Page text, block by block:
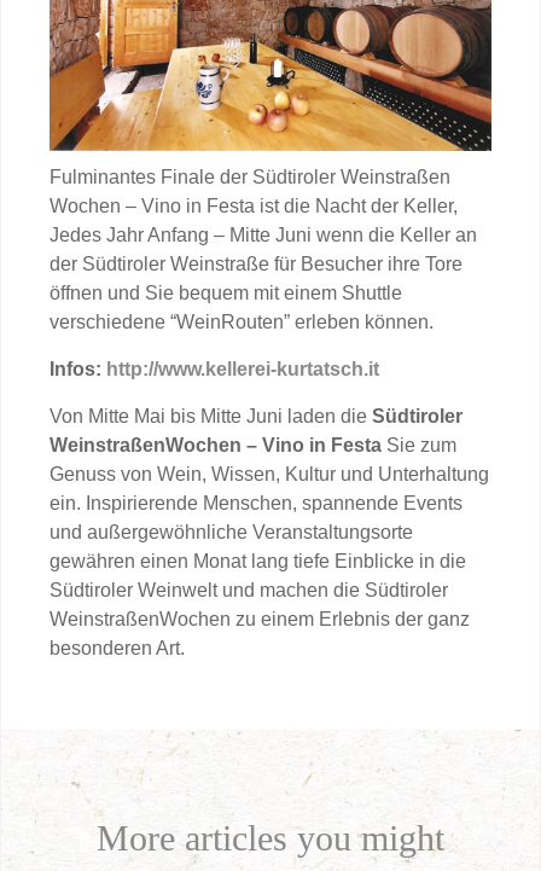
Fulminantes Finale der Südtiroler Weinstraßen
Wochen – Vino in Festa ist die Nacht der Keller,
Jedes Jahr Anfang – Mitte Juni wenn die Keller an
der Südtiroler Weinstraße für Besucher ihre Tore
öffnen und Sie bequem mit einem Shuttle
verschiedene “WeinRouten” erleben können.
Infos: http://www.kellerei-kurtatsch.it
Von Mitte Mai bis Mitte Juni laden die Südtiroler
WeinstraßenWochen – Vino in Festa Sie zum
Genuss von Wein, Wissen, Kultur und Unterhaltung
ein. Inspirierende Menschen, spannende Events
und außergewöhnliche Veranstaltungsorte
gewähren einen Monat lang tiefe Einblicke in die
Südtiroler Weinwelt und machen die Südtiroler
WeinstraßenWochen zu einem Erlebnis der ganz
besonderen Art.
More articles you might